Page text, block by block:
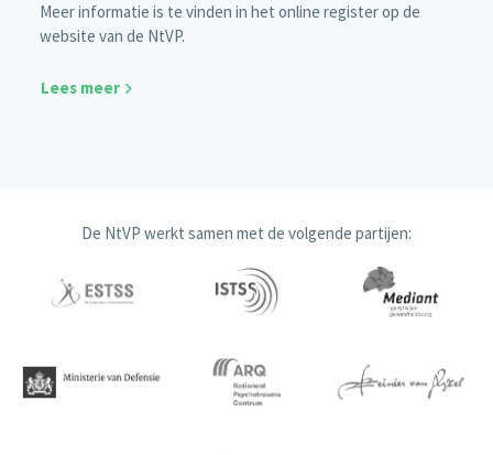
Meer informatie is te vinden in het online register op de
website van de NtVP.
Lees meer
De NtVP werkt samen met de volgende partijen: